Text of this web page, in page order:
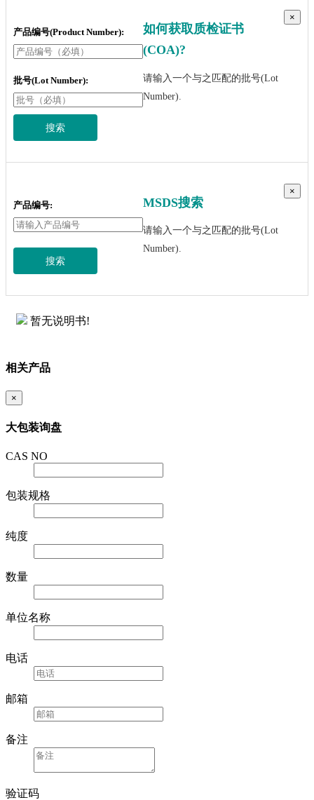
产品编号(Product Number):
批号(Lot Number):
搜索
如何获取质检证书
(COA)?
请输入一个与之匹配的批号(Lot
Number).
×
产品编号:
搜索
MSDS搜索
请输入一个与之匹配的批号(Lot
Number).
×
暂无说明书!
相关产品
×
大包装询盘
CAS NO
包装规格
纯度
数量
单位名称
电话
邮箱
备注
验证码